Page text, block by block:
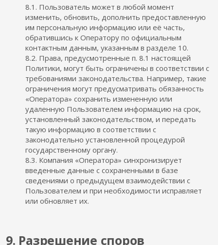
8.1. Пользователь может в любой момент
изменить, обновить, дополнить предоставленную
им персональную информацию или её часть,
обратившись к Оператору по официальным
контактным данным, указанным в разделе 10.
8.2. Права, предусмотренные п. 8.1 настоящей
Политики, могут быть ограничены в соответствии с
требованиями законодательства. Например, такие
ограничения могут предусматривать обязанность
«Оператора» сохранить измененную или
удаленную Пользователем информацию на срок,
установленный законодательством, и передать
такую информацию в соответствии с
законодательно установленной процедурой
государственному органу.
8.3. Компания «Оператора» синхронизирует
введенные данные с сохраненными в базе
сведениями о предыдущем взаимодействии с
Пользователем и при необходимости исправляет
или обновляет их.
9. Разрешение споров